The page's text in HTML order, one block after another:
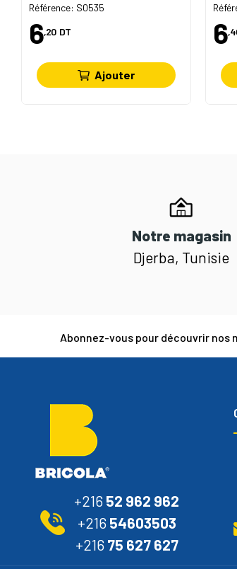
Référence: S0535
6,20 DT
Ajouter
6
Notre magasin
Djerba, Tunisie
Abonnez-vous pour découvrir
+216 52 962 962
+216 54603503
+216 75 627 627